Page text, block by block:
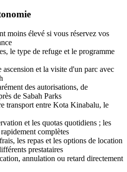
moins élevé si vous réservez vos
le type de refuge et le programme
et la visite d'un parc avec
des autorisations, de
de Sabah Parks
transport entre Kota Kinabalu, le
et les quotas quotidiens ; les
complètes
les repas et les options de location
prestataires
annulation ou retard directement